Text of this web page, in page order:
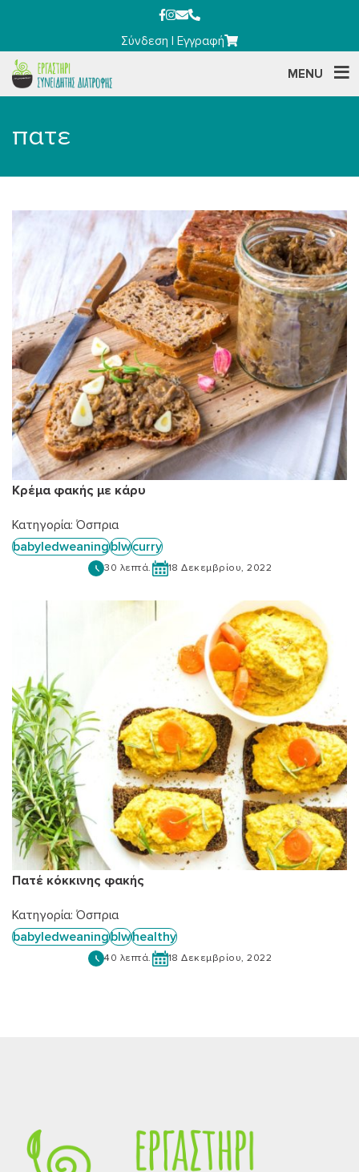
Σύνδεση |Εγγραφή
MENU
πατε
Κρέμα φακής με κάρυ
Κατηγορία: Όσπρια
babyledweaningblwcurry
30 λεπτά. 18 Δεκεμβρίου, 2022
Πατέ κόκκινης φακής
Κατηγορία: Όσπρια
babyledweaningblwhealthy
40 λεπτά. 18 Δεκεμβρίου, 2022